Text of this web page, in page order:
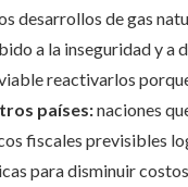
desarrollos de gas
a la inseguridad y a
reactivarlos
países:naciones
fiscales previsibles
para disminuir